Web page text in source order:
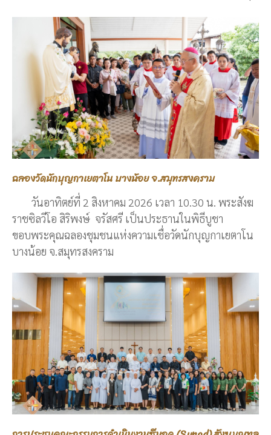
ฉลองวัดนักบุญกาเยตาโน บางน้อย จ.สมุทรสงคราม
วันอาทิตย์ที่ 2 สิงหาคม 2026 เวลา 10.30 น. พระสังฆ
ราชซิลวีโอ สิริพงษ์ จรัสศรี เป็นประธานในพิธีบูชา
ขอบพระคุณฉลองชุมชนแห่งความเชื่อวัดนักบุญกาเยตาโน
บางน้อย จ.สมุทรสงคราม